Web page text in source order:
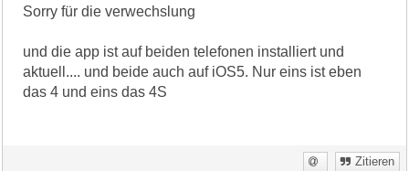
Sorry für die verwechslung
und die app ist auf beiden telefonen installiert und
aktuell.... und beide auch auf iOS5. Nur eins ist eben
das 4 und eins das 4S
Zitieren